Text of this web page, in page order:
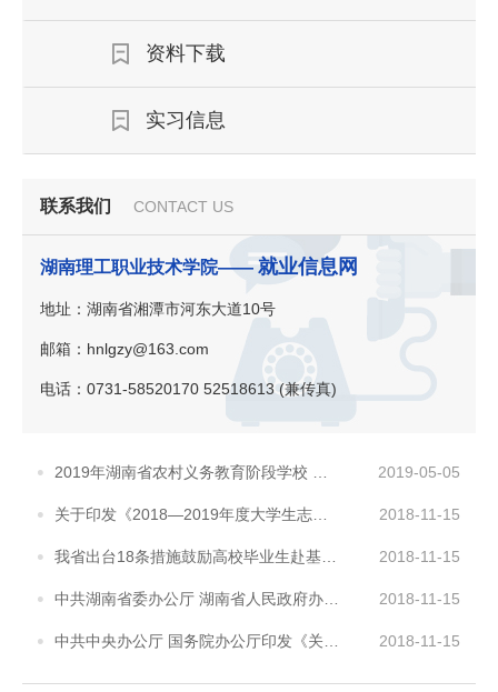
资料下载
实习信息
联系我们 CONTACT US
湖南理工职业技术学院—— 就业信息网
地址：湖南省湘潭市河东大道10号
邮箱：hnlgzy@163.com
电话：0731-58520170 52518613 (兼传真)
2019年湖南省农村义务教育阶段学校 特设岗位计划教师招聘公告 2019-05-05
关于印发《2018—2019年度大学生志愿服务西部计划实施方案》的通知 2018-11-15
我省出台18条措施鼓励高校毕业生赴基层就业 湘潭市人社局解读 2018-11-15
中共湖南省委办公厅 湖南省人民政府办公厅印发《关于进一步引导和鼓励高校毕业生到基层工作的实.. 2018-11-15
中共中央办公厅 国务院办公厅印发《关于进一步引导和鼓励高校毕业生到基层工作的意见》 2018-11-15